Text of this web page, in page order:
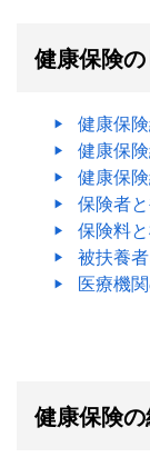
健康保険
健康保
健康保
健康保
保険者
保険料
被扶養
医療機
健康保険